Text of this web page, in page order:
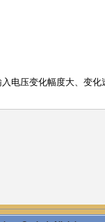
电压变化幅度大、变